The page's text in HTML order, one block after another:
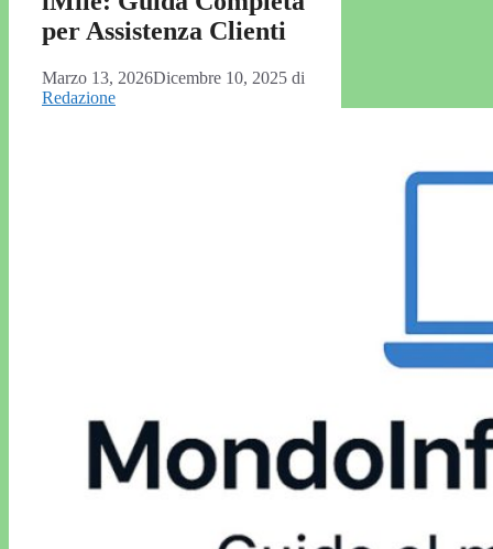
per Assistenza Clienti
Marzo 13, 2026Dicembre 10, 2025 di
Redazione